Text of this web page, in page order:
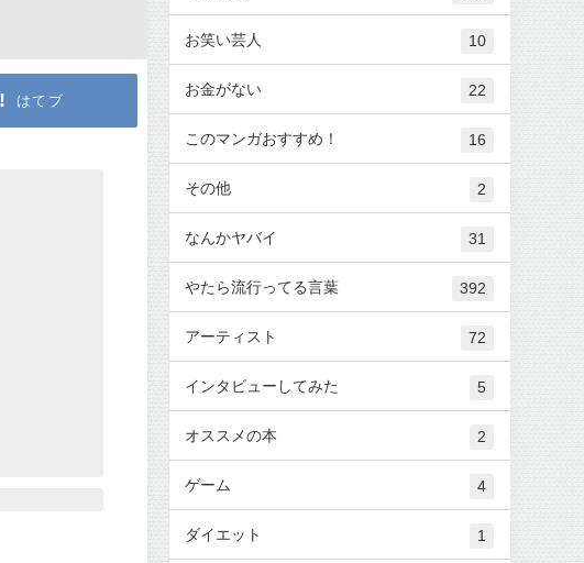
はてブ
お笑い芸人 10
お金がない 22
このマンガおすすめ！ 16
その他 2
なんかヤバイ 31
やたら流行ってる言葉 392
アーティスト 72
インタビューしてみた 5
オススメの本 2
ゲーム 4
ダイエット 1